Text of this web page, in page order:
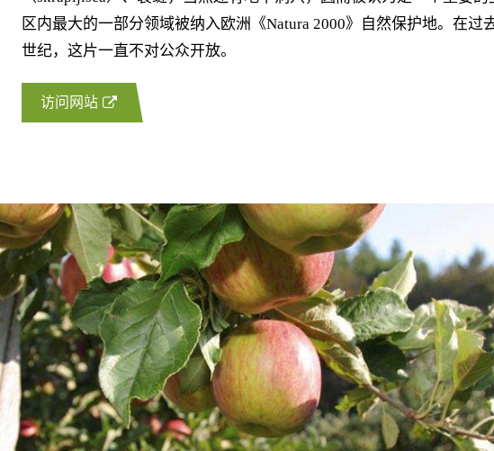
区内最大的一部分领域被纳入欧洲《Natura 2000》自然保护地。在过
世纪，这片一直不对公众开放。
访问网站